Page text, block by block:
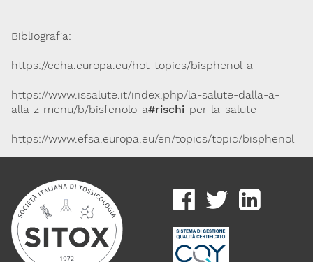
Bibliografia:
https://echa.europa.eu/hot-topics/bisphenol-a
https://www.issalute.it/index.php/la-salute-dalla-a-
alla-z-menu/b/bisfenolo-a#rischi-per-la-salute
https://www.efsa.europa.eu/en/topics/topic/bisphenol